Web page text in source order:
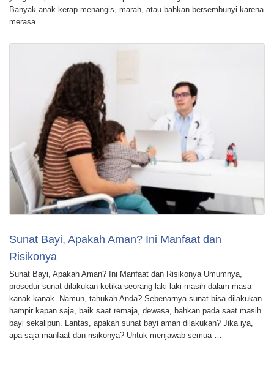
Banyak anak kerap menangis, marah, atau bahkan bersembunyi karena
merasa …
Sunat Bayi, Apakah Aman? Ini Manfaat dan
Risikonya
Sunat Bayi, Apakah Aman? Ini Manfaat dan Risikonya Umumnya,
prosedur sunat dilakukan ketika seorang laki-laki masih dalam masa
kanak-kanak. Namun, tahukah Anda? Sebenarnya sunat bisa dilakukan
hampir kapan saja, baik saat remaja, dewasa, bahkan pada saat masih
bayi sekalipun. Lantas, apakah sunat bayi aman dilakukan? Jika iya,
apa saja manfaat dan risikonya? Untuk menjawab semua …